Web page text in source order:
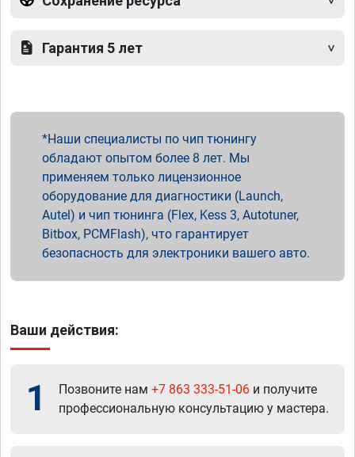
Гарантия 5 лет
Наши специалисты по чип тюнингу
обладают опытом более 8 лет. Мы
применяем только лицензионное
оборудование для диагностики (Launch,
Autel) и чип тюнинга (Flex, Kess 3, Autotuner,
Bitbox, PCMFlash), что гарантирует
безопасность для электроники вашего авто.
Ваши действия:
1 Позвоните нам +7 863 333-51-06 и получите
профессиональную консультацию у мастера.